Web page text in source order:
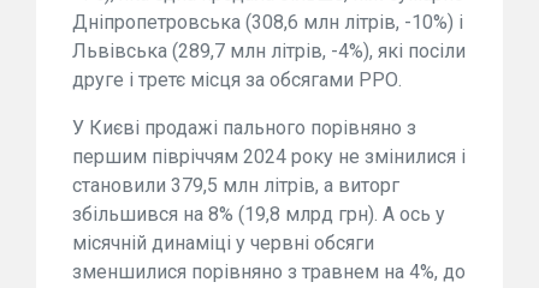
Дніпропетровська (308,6 млн літрів, -10%) і
Львівська (289,7 млн літрів, -4%), які посіли
друге і третє місця за обсягами РРО.
У Києві продажі пального порівняно з
першим півріччям 2024 року не змінилися і
становили 379,5 млн літрів, а виторг
збільшився на 8% (19,8 млрд грн). А ось у
місячній динаміці у червні обсяги
зменшилися порівняно з травнем на 4%, до